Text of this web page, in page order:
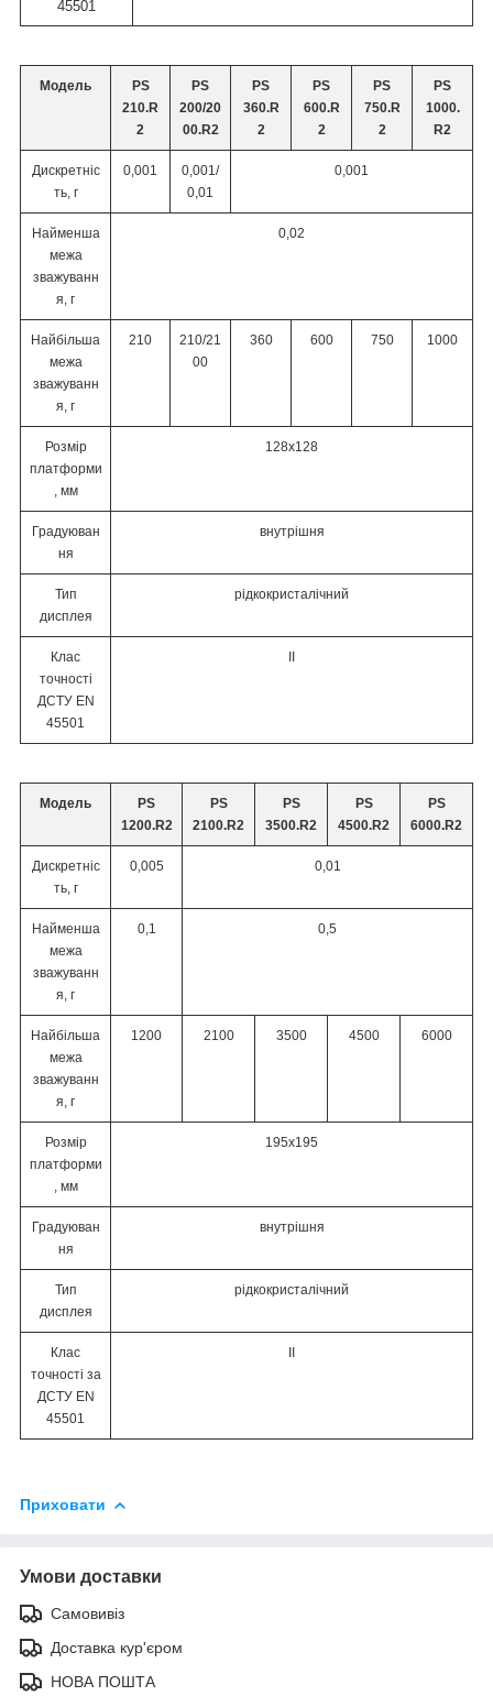
45501
Модель
PS
210.R
2
PS
200/20
00.R2
PS
360.R
2
PS
600.R
2
PS
750.R
2
PS
1000.
R2
Дискретніс
ть, г
0,001
0,001/
0,01
0,001
Найменша
межа
зважуванн
я, г
0,02
Найбільша
межа
зважуванн
я, г
210
210/21
00
360 600 750 1000
Розмір
платформи
, мм
128x128
Градуюван
ня
внутрішня
Тип
дисплея
рідкокристалічний
Клас
точності
ДСТУ EN
45501
ІІ
Модель
PS
1200.R2
PS
2100.R2
PS
3500.R2
PS
4500.R2
PS
6000.R2
Дискретніс
ть, г
0,005 0,01
Найменша
межа
зважуванн
я, г
0,1 0,5
Найбільша
межа
зважуванн
я, г
1200 2100 3500 4500 6000
Розмір
платформи
, мм
195x195
Градуюван
ня
внутрішня
Тип
дисплея
рідкокристалічний
Клас
точності за
ДСТУ EN
45501
ІІ
Приховати
Умови доставки
Самовивіз
Доставка кур'єром
НОВА ПОШТА